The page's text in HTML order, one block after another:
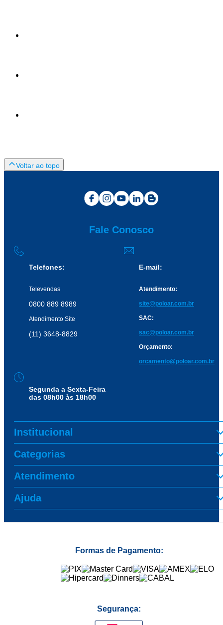
Fale Conosco
Telefones:
Televendas
0800 889 8989
Atendimento Site
(11) 3648-8829
E-mail:
Atendimento:
site@poloar.com.br
SAC:
sac@poloar.com.br
Orçamento:
orcamento@poloar.com.br
Segunda a Sexta-Feira
das 08h00 às 18h00
Institucional
Categorias
Atendimento
Ajuda
Formas de Pagamento:
Segurança: